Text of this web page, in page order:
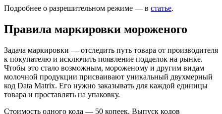
Подробнее о разрешительном режиме — в статье.
Правила маркировки мороженого
Задача маркировки — отследить путь товара от производителя
к покупателю и исключить появление подделок на рынке.
Чтобы это стало возможным, мороженому и другим видам
молочной продукции присваивают уникальный двухмерный
код Data Matrix. Его нужно заказывать для каждой единицы
товара и проставлять на упаковку.
Стоимость одного кода — 50 копеек. Выпуск кодов